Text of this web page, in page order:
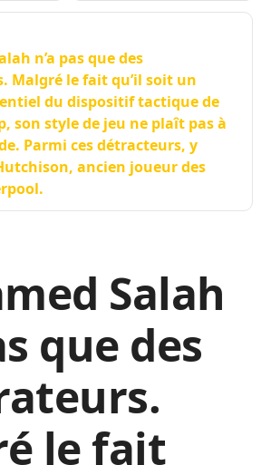
n’a pas que des
Malgré le fait qu’il soit un
du dispositif tactique de
son style de jeu ne plaît pas à
Parmi ces détracteurs, y
ancien joueur des
Salah
que des
le fait